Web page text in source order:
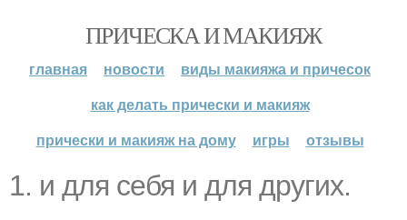
ПРИЧЕСКА И МАКИЯЖ
главная новости
виды макияжа и причесок
как делать прически и макияж
прически и макияж на дому
игры отзывы
1. и для себя и для других.